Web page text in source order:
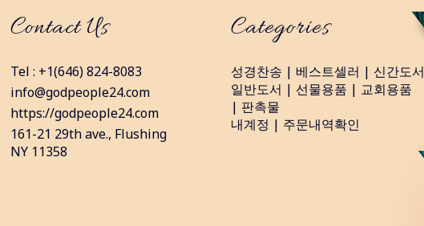
Contact Us
Tel : +1(646) 824-8083
info@godpeople24.com
https://godpeople24.com
161-21 29th ave., Flushing
NY 11358
Categories
성경찬송 | 베스트셀러 | 신간도서
일반도서 | 선물용품 | 교회용품
| 판촉물
내계정 | 주문내역확인